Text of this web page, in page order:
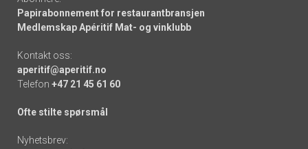
Papirabonnement for restaurantbransjen
Medlemskap Apéritif Mat- og vinklubb
Kontakt oss:
aperitif@aperitif.no
Telefon +47 21 45 61 60
Ofte stilte spørsmål
Nyhetsbrev: